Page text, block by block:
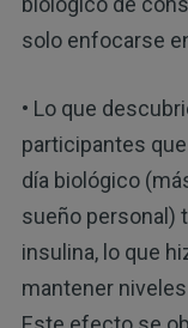
solo enfocarse
• Lo que
participantes
día biológico
sueño personal)
insulina, lo que
mantener